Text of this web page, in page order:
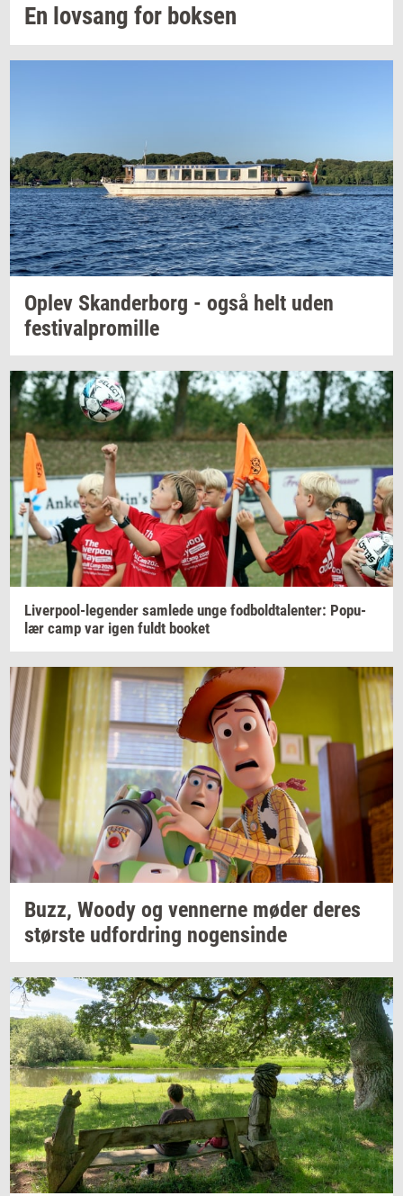
En lovsang for bok­sen
Oplev Skan­der­borg - også helt uden
festi­val­pro­mil­le
Liverpool-​legender sam­le­de unge fod­bold­ta­len­ter: Po­pu­
lær camp var igen fuldt boo­k­et
Buzz, Woody og ven­ner­ne møder deres
stør­ste ud­for­dring no­gen­sin­de